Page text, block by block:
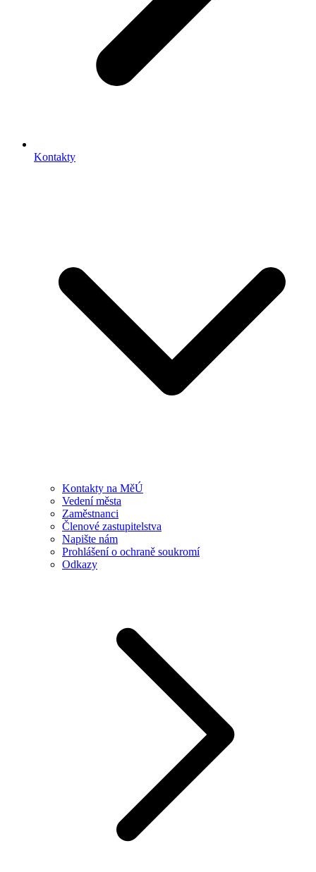
Kontakty
Kontakty na MěÚ
Vedení města
Zaměstnanci
Členové zastupitelstva
Napište nám
Prohlášení o ochraně soukromí
Odkazy